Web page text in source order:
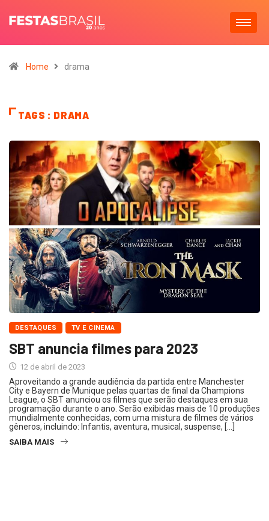
Home drama
TAGS : DRAMA
DESTAQUES TV E CINEMA
SBT anuncia filmes para 2023
12 de abril de 2023
Aproveitando a grande audiência da partida entre Manchester
City e Bayern de Munique pelas quartas de final da Champions
League, o SBT anunciou os filmes que serão destaques em sua
programação durante o ano. Serão exibidas mais de 10 produções
mundialmente conhecidas, com uma mistura de filmes de vários
gêneros, incluindo: Infantis, aventura, musical, suspense, […]
SAIBA MAIS